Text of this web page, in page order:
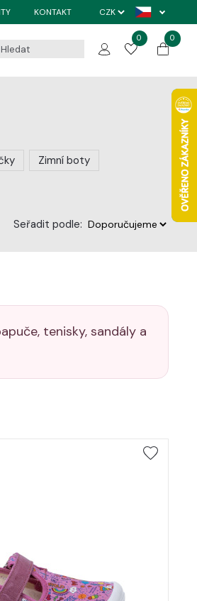
KONTAKT
0 0
Zimní boty
Seřadit podle:
tenisky, sandály a